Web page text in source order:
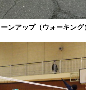
ンアップ（ウォーキング